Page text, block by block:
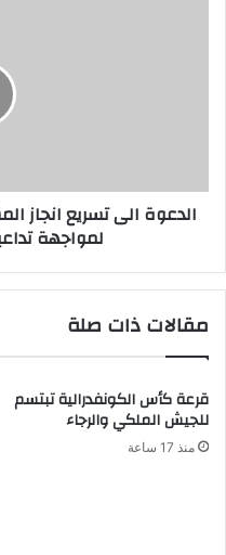
الدعوة الى تسريع انجاز
لمواجهة
مقالات ذات صلة
قرعة كأس الكونفدرالية تبتسم
للجيش الملكي والرجاء
منذ 17 ساعة